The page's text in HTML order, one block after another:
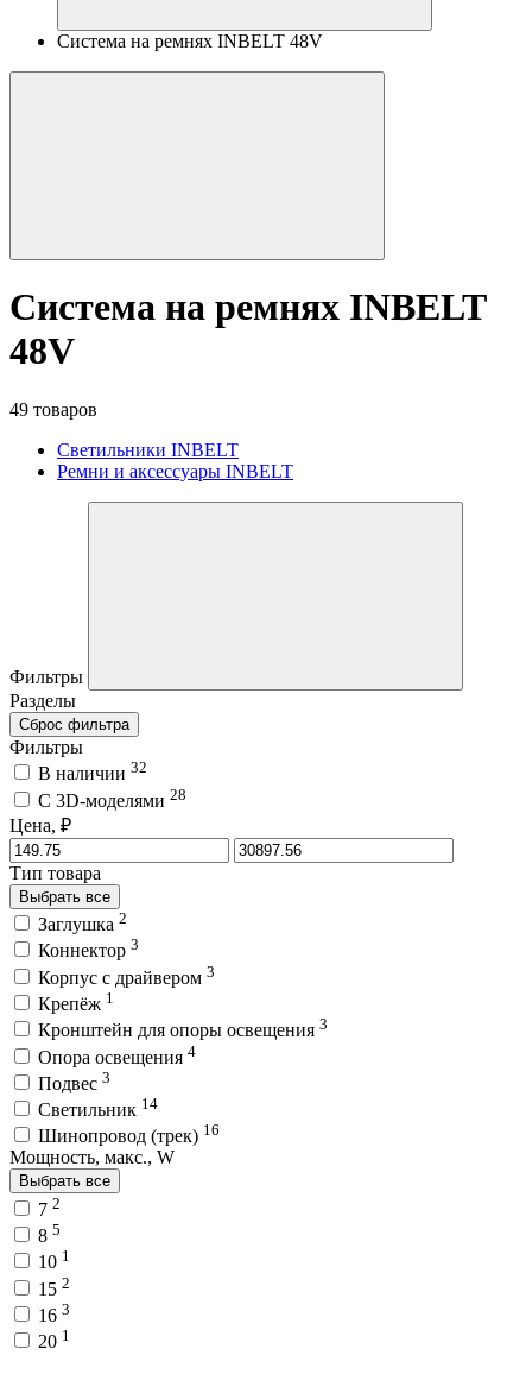
Система на ремнях INBELT 48V
Система на ремнях INBELT
48V
49 товаров
Светильники INBELT
Ремни и аксессуары INBELT
Фильтры
Разделы
Сброс фильтра
Фильтры
В наличии 32
C 3D-моделями 28
Цена, ₽
Тип товара
Выбрать все
Заглушка 2
Коннектор 3
Корпус с драйвером 3
Крепёж 1
Кронштейн для опоры освещения 3
Опора освещения 4
Подвес 3
Светильник 14
Шинопровод (трек) 16
Мощность, макс., W
Выбрать все
7 2
8 5
10 1
15 2
16 3
20 1